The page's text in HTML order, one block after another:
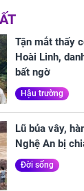
Tận mắt thấy
Hoài Linh,
bất ngờ
Hậu trường
Lũ bủa vây,
Nghệ An bị
Đời sống